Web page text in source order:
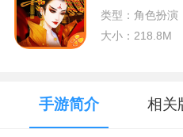
类型：角色扮演
大小：218.8M
手游简介 相关